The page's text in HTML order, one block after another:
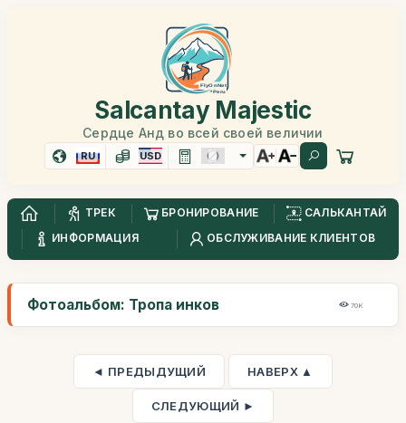
Salcantay Majestic
Сердце Анд во всей своей величии
RU USD
ТРЕК БРОНИРОВАНИЕ
САЛЬКАНТАЙ
ИНФОРМАЦИЯ
ОБСЛУЖИВАНИЕ КЛИЕНТОВ
Фотоальбом: Тропа инков 70K
◄ ПРЕДЫДУЩИЙ НАВЕРХ ▲
СЛЕДУЮЩИЙ ►